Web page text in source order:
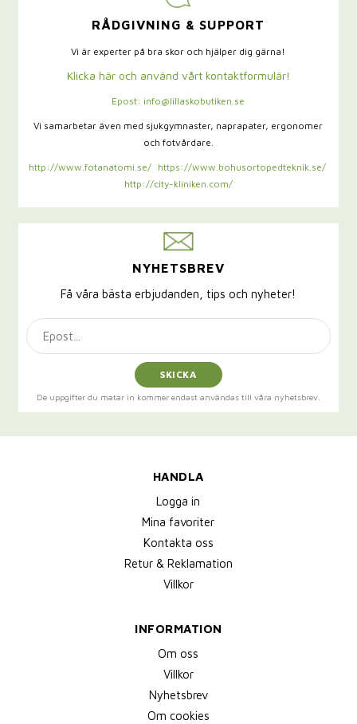
RÅDGIVNING & SUPPORT
Vi är experter på bra skor och hjälper dig gärna!
Klicka här och använd vårt kontaktformulär!
Epost: info@lillaskobutiken.se
Vi samarbetar även med sjukgymnaster, naprapater, ergonomer
och fotvårdare.
http://www.fotanatomi.se/
https://www.bohusortopedteknik.se/
http://city-kliniken.com/
NYHETSBREV
Få våra bästa erbjudanden, tips och nyheter!
SKICKA
De uppgifter du matar in kommer endast användas till våra nyhetsbrev.
HANDLA
Logga in
Mina favoriter
Kontakta oss
Retur & Reklamation
Villkor
INFORMATION
Om oss
Villkor
Nyhetsbrev
Om cookies